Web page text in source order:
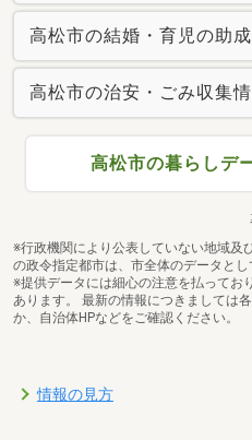
高松市の結婚・育児の助
高松市の治安・ごみ収集
高松市の暮らしデ
※行政機関により公表していない地域及
の政令指定都市は、市全体のデータとし
※提供データには細心の注意を払ってお
あります。 最新の情報につきましては
か、自治体HPなどをご確認ください。
情報の見方